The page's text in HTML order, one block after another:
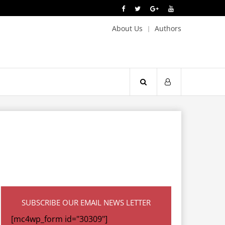
About Us Authors
SUBSCRIBE OUR EMAIL NEWS LETTER
[mc4wp_form id="30309"]